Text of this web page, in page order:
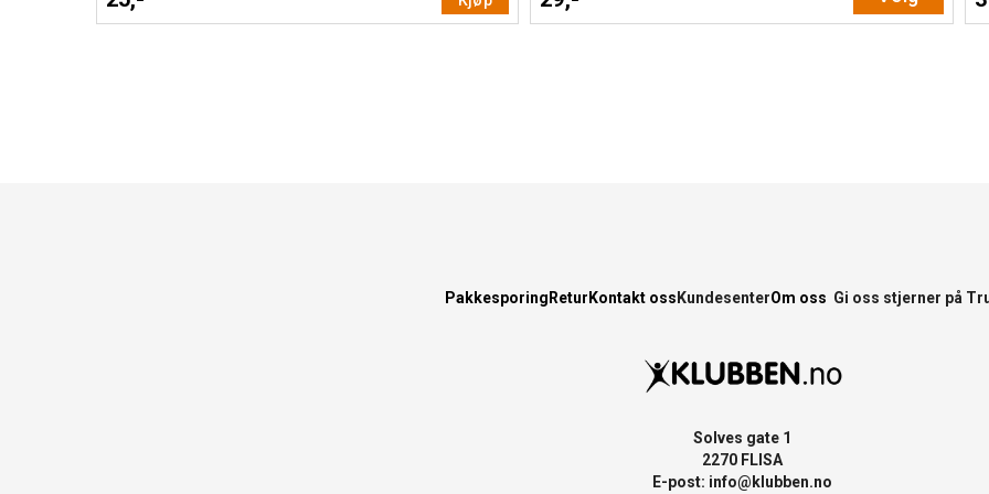
Pakkesporing Retur Kontakt oss KundesenterOm oss Gi oss stjerner på
Solves gate 1
2270 FLISA
E-post: info@klubben.no